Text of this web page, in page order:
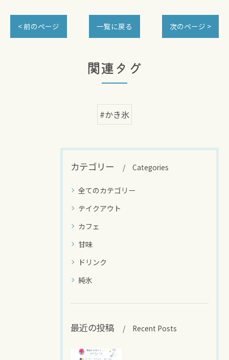
< 前のページ 一覧に戻る 次のページ >
関連タグ
#かき氷
カテゴリー Categories
全てのカテゴリー
テイクアウト
カフェ
甘味
ドリンク
純氷
最近の投稿 Recent Posts